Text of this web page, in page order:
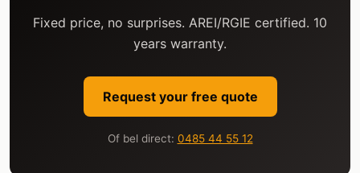
Fixed price, no surprises. AREI/RGIE certified. 10
years warranty.
Request your free quote
Of bel direct: 0485 44 55 12